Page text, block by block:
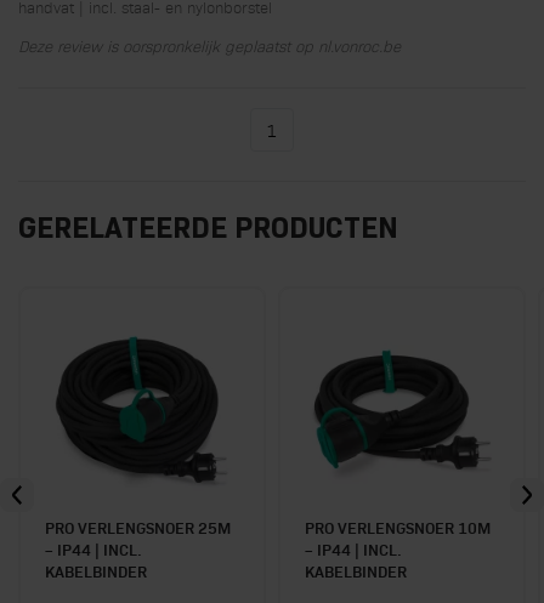
handvat | incl. staal- en nylonborstel
Deze review is oorspronkelijk geplaatst op nl.vonroc.be
1
U lees momenteel pagina
GERELATEERDE PRODUCTEN
PRO VERLENGSNOER 25M
– IP44 | INCL.
KABELBINDER
PRO VERLENGSNOER 10M
– IP44 | INCL.
KABELBINDER